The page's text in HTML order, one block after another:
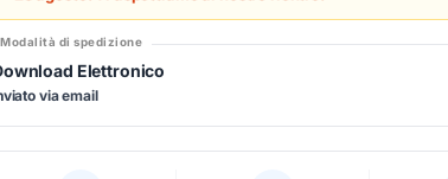
Modalità di spedizione
Elettronico
via email